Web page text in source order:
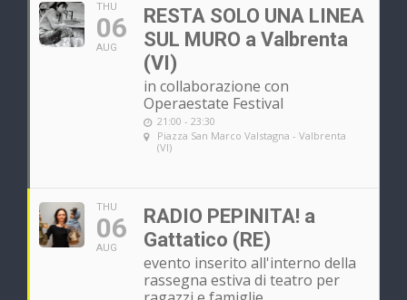
THU
06
AUG
RESTA SOLO UNA LINEA
SUL MURO a Valbrenta
(VI)
in collaborazione con
Operaestate Festival
21:00 - 23:30
Piazza San Marco Valstagna - Valbrenta
(VI)
THU
06
AUG
RADIO PEPINITA! a
Gattatico (RE)
evento inserito all'interno della
rassegna estiva di teatro per